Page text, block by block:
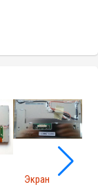
Экран